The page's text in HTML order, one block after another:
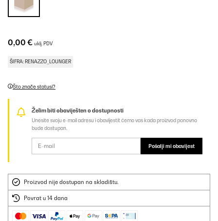
0,00 € uklj. PDV
ŠIFRA: RENAZZO_LOUNGER
Što znače statusi?
Želim biti obaviješten o dostupnosti
Unesite svoju e-mail adresu i obavijestit ćemo vas kada proizvod ponovno
bude dostupan.
Pošalji mi obavijest
Proizvod nije dostupan na skladištu.
Povrat u 14 dana